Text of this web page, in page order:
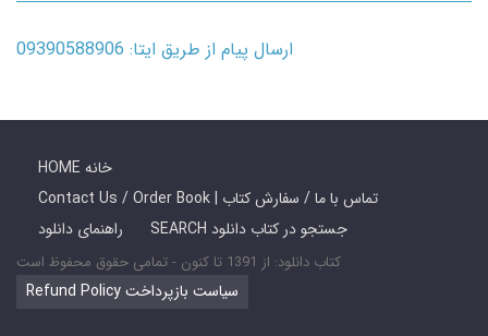
ارسال پیام از طریق ایتا: 09390588906
HOME خانه
Contact Us / Order Book | تماس با ما / سفارش کتاب
راهنمای دانلود
SEARCH جستجو در کتاب دانلود
کتاب دانلود: از 1391 تا کنون - تمامی حقوق محفوظ است
Refund Policy سیاست بازپرداخت